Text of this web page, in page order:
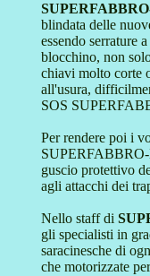
blindata delle
essendo serrature
blocchino, non
chiavi molto corte
all'usura,
SOS
Per rendere poi i
guscio protettivo
agli attacchi dei
Nello staff di
gli specialisti in
saracinesche di
che motorizzate